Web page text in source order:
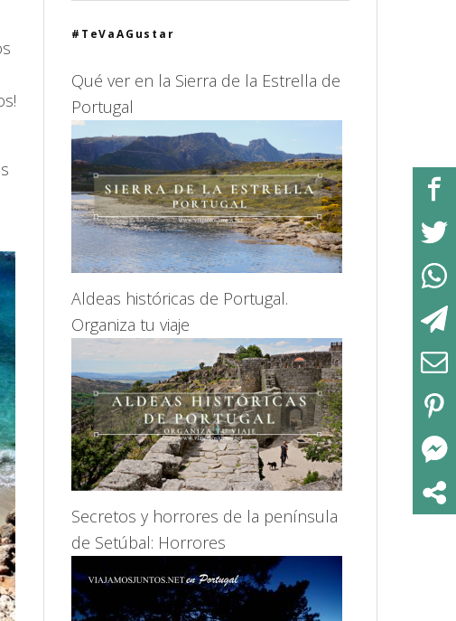
#TeVaAGustar
Qué ver en la Sierra de la Estrella de
Portugal
Aldeas históricas de Portugal.
Organiza tu viaje
Secretos y horrores de la península
de Setúbal: Horrores